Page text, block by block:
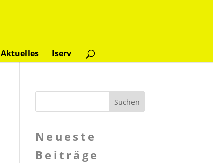
Aktuelles Iserv
Neueste
Beiträge